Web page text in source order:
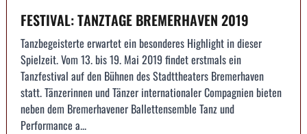
FESTIVAL: TANZTAGE BREMERHAVEN 2019
Tanzbegeisterte erwartet ein besonderes Highlight in dieser
Spielzeit. Vom 13. bis 19. Mai 2019 findet erstmals ein
Tanzfestival auf den Bühnen des Stadttheaters Bremerhaven
statt. Tänzerinnen und Tänzer internationaler Compagnien bieten
neben dem Bremerhavener Ballettensemble Tanz und
Performance a...